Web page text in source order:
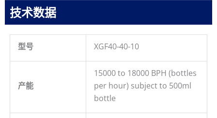
技术数据
型号 XGF40-40-10
产能
15000 to 18000 BPH (bottles
per hour) subject to 500ml
bottle